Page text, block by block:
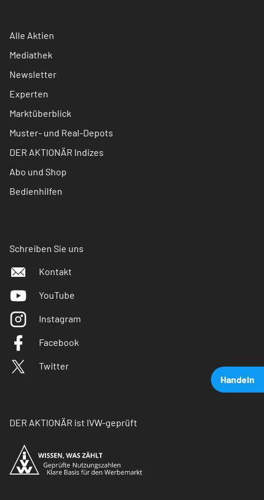
Handeln
Alle Aktien
Mediathek
Newsletter
Experten
Marktüberblick
Muster- und Real-Depots
DER AKTIONÄR Indizes
Abo und Shop
Bedienhilfen
Schreiben Sie uns
Kontakt
YouTube
Instagram
Facebook
Twitter
DER AKTIONÄR ist IVW-geprüft